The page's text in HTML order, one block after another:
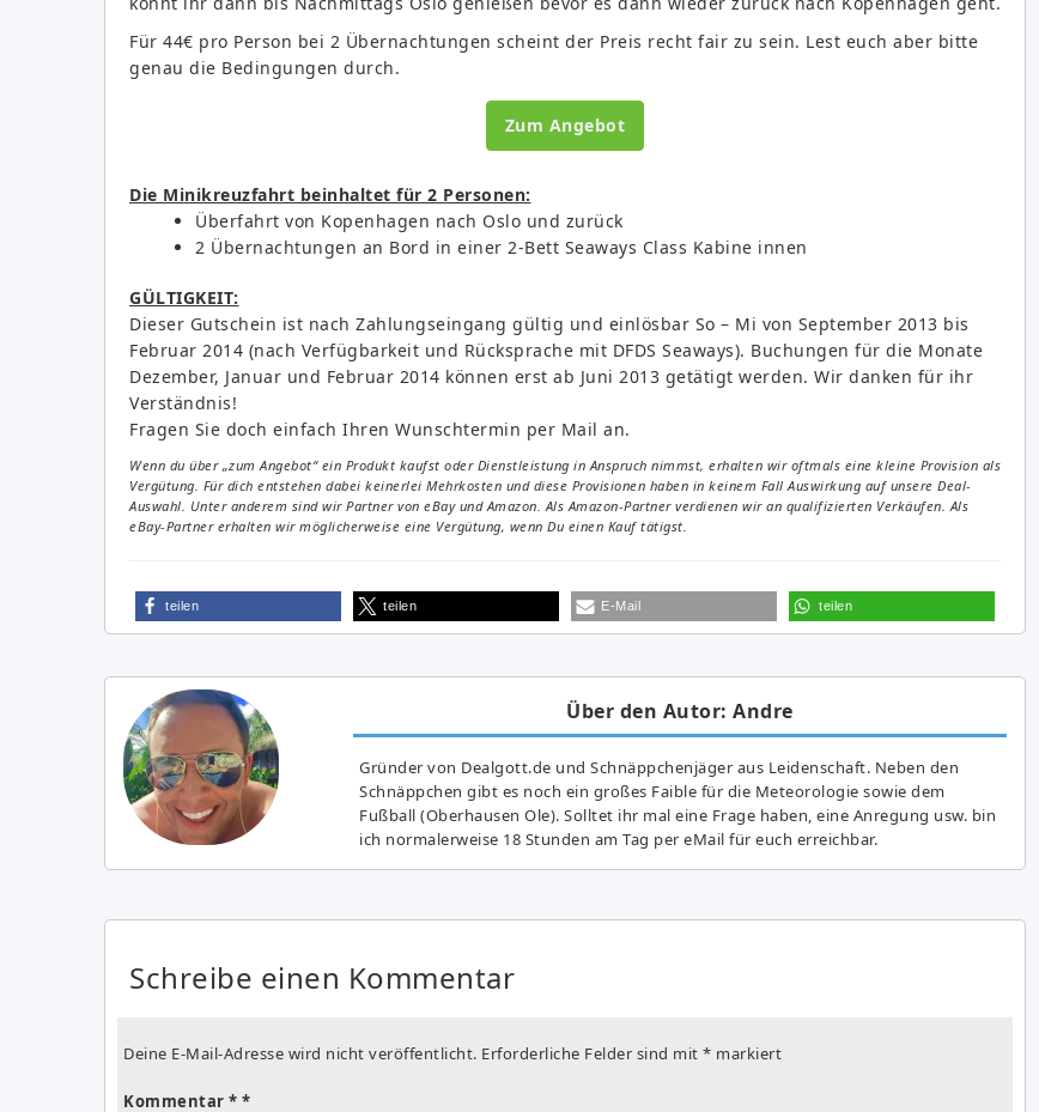
Für 44€ pro Person bei 2 Übernachtungen scheint der Preis recht fair zu sein. Lest euch aber bitte
genau die Bedingungen durch.
Zum Angebot
Die Minikreuzfahrt beinhaltet für 2 Personen:
Überfahrt von Kopenhagen nach Oslo und zurück
2 Übernachtungen an Bord in einer 2-Bett Seaways Class Kabine innen
GÜLTIGKEIT:
Dieser Gutschein ist nach Zahlungseingang gültig und einlösbar So – Mi von September 2013 bis
Februar 2014 (nach Verfügbarkeit und Rücksprache mit DFDS Seaways). Buchungen für die Monate
Dezember, Januar und Februar 2014 können erst ab Juni 2013 getätigt werden. Wir danken für ihr
Verständnis!
Fragen Sie doch einfach Ihren Wunschtermin per Mail an.
Wenn du über „zum Angebot“ ein Produkt kaufst oder Dienstleistung in Anspruch nimmst, erhalten wir oftmals eine kleine Provision als
Vergütung. Für dich entstehen dabei keinerlei Mehrkosten und diese Provisionen haben in keinem Fall Auswirkung auf unsere Deal-
Auswahl. Unter anderem sind wir Partner von eBay und Amazon. Als Amazon-Partner verdienen wir an qualifizierten Verkäufen. Als
eBay-Partner erhalten wir möglicherweise eine Vergütung, wenn Du einen Kauf tätigst.
teilen teilen E-Mail teilen
Über den Autor: Andre
Gründer von Dealgott.de und Schnäppchenjäger aus Leidenschaft. Neben den
Schnäppchen gibt es noch ein großes Fai­ble für die Meteorologie sowie dem
Fußball (Oberhausen Ole). Solltet ihr mal eine Frage haben, eine Anregung usw. bin
ich normalerweise 18 Stunden am Tag per eMail für euch erreichbar.
Schreibe einen Kommentar
Deine E-Mail-Adresse wird nicht veröffentlicht. Erforderliche Felder sind mit * markiert
Kommentar *